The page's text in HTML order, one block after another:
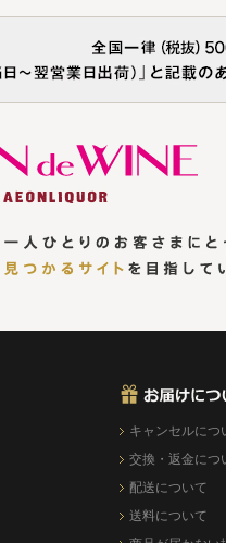
キャンセルにつ
交換・返金につ
配送について
送料について